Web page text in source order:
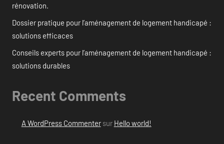
rénovation.
Dossier pratique pour l’aménagement de logement handicapé :
solutions efficaces
Conseils experts pour l’aménagement de logement handicapé :
solutions durables
Recent Comments
A WordPress Commentersur Hello world!